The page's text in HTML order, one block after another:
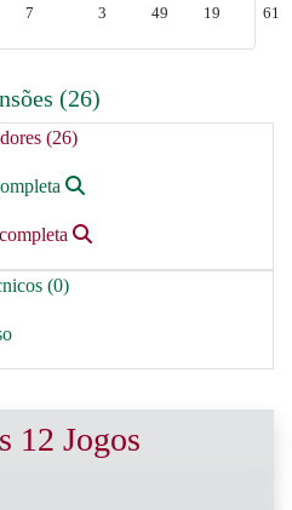
7 3 49 19 61
(26)
(26)
(0)
12 Jogos